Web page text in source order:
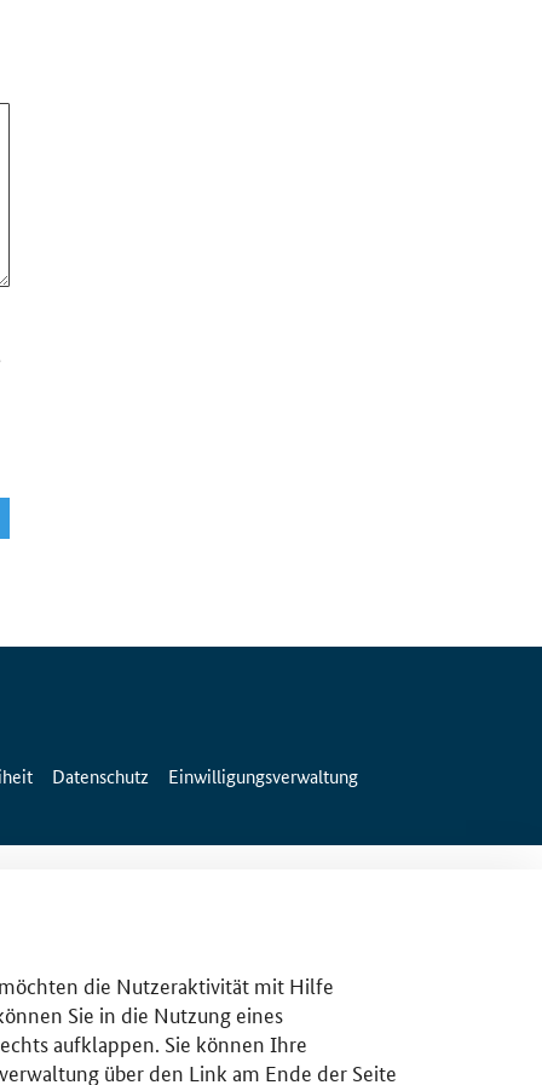
Datenschutz Einwilligungsverwaltung
die Nutzeraktivität mit Hilfe
Sie in die Nutzung eines
aufklappen. Sie können Ihre
über den Link am Ende der Seite